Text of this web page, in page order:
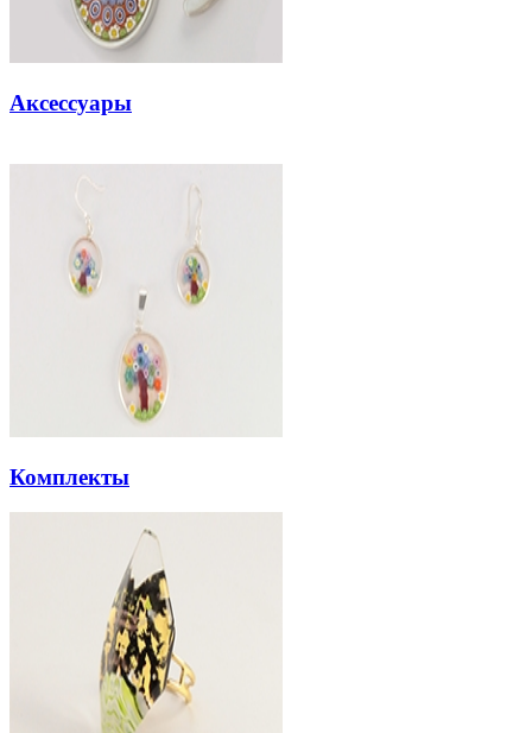
Аксессуары
Комплекты